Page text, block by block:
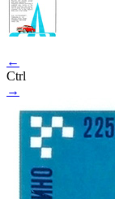
←
Ctrl
→